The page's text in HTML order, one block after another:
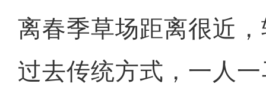
离春季草场距离很近
过去传统方式，一人